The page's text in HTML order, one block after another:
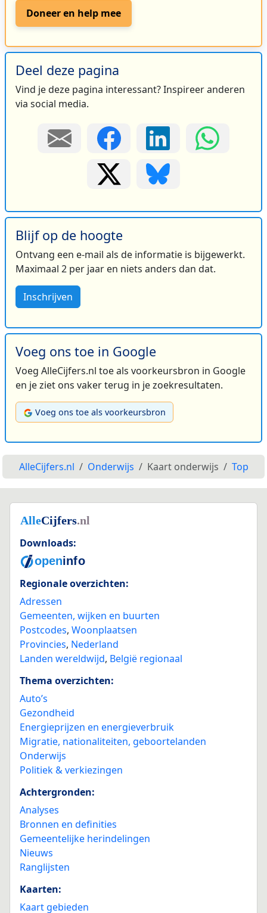
Doneer en help mee
Deel deze pagina
Vind je deze pagina interessant? Inspireer anderen
via social media.
Blijf op de hoogte
Ontvang een e-mail als de informatie is bijgewerkt.
Maximaal 2 per jaar en niets anders dan dat.
Inschrijven
Voeg ons toe in Google
Voeg AlleCijfers.nl toe als voorkeursbron in Google
en je ziet ons vaker terug in je zoekresultaten.
Voeg ons toe als voorkeursbron
AlleCijfers.nl Onderwijs Kaart onderwijs Top
Downloads:
Regionale overzichten:
Adressen
Gemeenten, wijken en buurten
Postcodes, Woonplaatsen
Provincies, Nederland
Landen wereldwijd, België regionaal
Thema overzichten:
Auto’s
Gezondheid
Energieprijzen en energieverbruik
Migratie, nationaliteiten, geboortelanden
Onderwijs
Politiek & verkiezingen
Achtergronden:
Analyses
Bronnen en definities
Gemeentelijke herindelingen
Nieuws
Ranglijsten
Kaarten:
Kaart gebieden